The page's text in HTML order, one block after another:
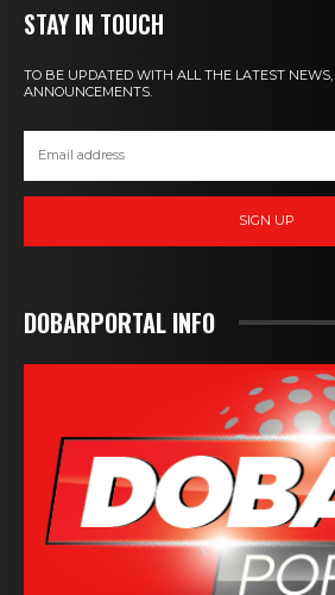
STAY IN TOUCH
TO BE UPDATED WITH ALL THE LATEST
ANNOUNCEMENTS.
SIGN UP
DOBARPORTAL INFO